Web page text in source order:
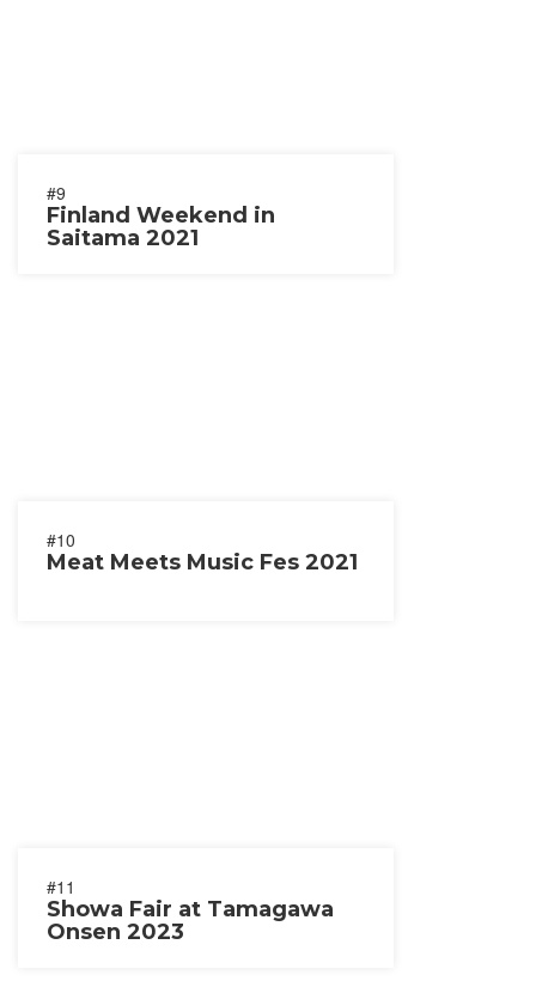
#9
Finland Weekend in
Saitama 2021
#10
Meat Meets Music Fes 2021
#11
Showa Fair at Tamagawa
Onsen 2023